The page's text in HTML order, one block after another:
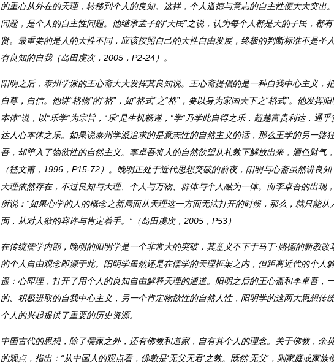
的重心从外在的天理，转移到个人的良知。这样，个人道德与意志的自主性便大大突出
问题，是个人的自主性问题。他继承孟子的“天民”之说，认为每个人都是天的子民，都
贤。最重要的是人的天性不同，应该按照自己的天性自由发展，终极的判断标准不是圣
有良知的自我（岛田虔次，2005，P2-24）。
阳明之后，泰州学派的王心斋大大发挥其良知说。王心斋提倡的是一种自我中心主义，
自尊，自信。他讲“格物”的“格”，如“格式”之“格”，要以身为家国天下之“格式”。他发挥
本体”说，以“乐学”为宗旨，“乐”是生机畅遂，“学”乃学此自得之乐，超越富贵利达，通
达人心本体之乐。如果说泰州学派追求的是意志性的自然主义的话，那么王学的另一路
吾，却堕入了物欲性的自然主义。李卓吾将人的自然欲望从礼教下解放出来，酒色财气
（嵇文甫，1996，P15-72）。晚明正处于近代思想突破的前夜，阳明与心斋虽然讲良
天理依然存在，不过良知与天理、个人与万物、群体与个人融为一体。而李卓吾的出现
所说：“如果心学的人的概念之新局面从天理这一方面无法打开的时候，那么，就只能从
面，从对人欲的容许与肯定着手。”（岛田虔次，2005，P53）
在传统儒学内部，晚明的阳明学是一个非常大的突破，其意义不下于马丁·路德的新教改
的个人自由观念即源于此。阳明学虽然还是在儒学的天理框架之内，但距离近代的个人
遥：心即理，打开了用个人的良知自由解释天理的通道。阳明之后的王心斋和李卓吾，
的、积极进取的自我中心主义，另一个肯定物欲性的自然人性，阳明学的这两大思想传
个人的兴起提供了重要的历史资源。
中国古代的思想，除了儒家之外，还有佛教和道家，自有其个人的理念。关于佛教，余
的观点，指出：“从中国人的观点看，佛教是‘无父无君’之教。既然‘无父’，则家庭或家族